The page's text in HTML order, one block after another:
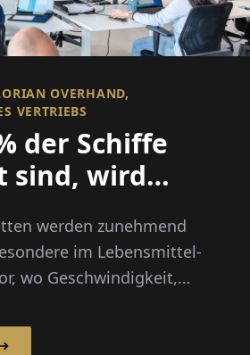
OVERHAND,
VERTRIEBS
der Schiffe
sind, wird
werden zunehmend
im Lebensmittel-
wo Geschwindigkeit,